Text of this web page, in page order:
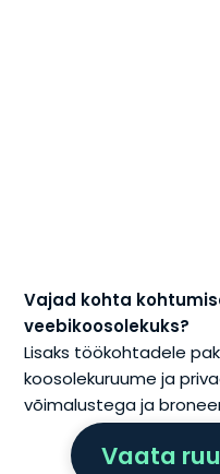
Vajad kohta
veebikoosolekuks?
Lisaks töökohtadele
koosolekuruume ja
võimalustega ja
Vaata